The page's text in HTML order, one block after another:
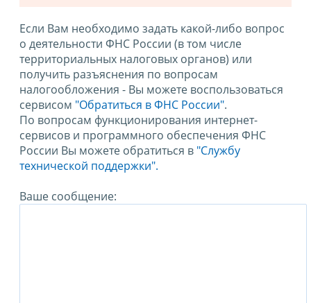
Если Вам необходимо задать какой-либо вопрос
о деятельности ФНС России (в том числе
территориальных налоговых органов) или
получить разъяснения по вопросам
налогообложения - Вы можете воспользоваться
сервисом "Обратиться в ФНС России".
По вопросам функционирования интернет-
сервисов и программного обеспечения ФНС
России Вы можете обратиться в "Службу
технической поддержки".
Ваше сообщение: